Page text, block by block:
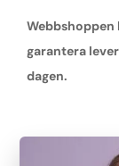
Webbshoppen
garantera
dagen.